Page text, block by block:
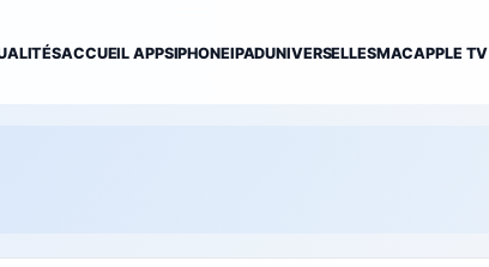
ACCUEIL APPSIPHONEIPADUNIVERSELLESMACAPPLE TV